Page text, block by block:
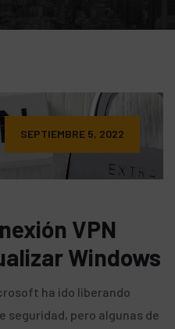
SEPTIEMBRE 5, 2022
VPN
Windows
ha ido liberando
pero algunas de